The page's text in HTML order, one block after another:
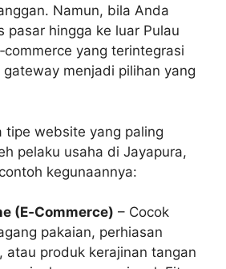
Namun, bila Anda
pasar hingga ke luar Pulau
yang terintegrasi
menjadi pilihan yang
tipe website yang paling
pelaku usaha di Jayapura,
kegunaannya:
(E‑Commerce) – Cocok
pakaian, perhiasan
atau produk kerajinan tangan